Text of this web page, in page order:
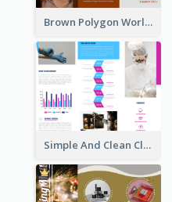
Brown Polygon World Malaria Day Brochure
Simple And Clean Clinic Brochure Design Ideas